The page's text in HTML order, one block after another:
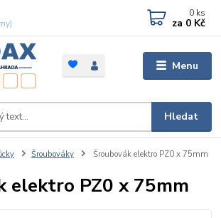
Menu
Hledat
0 ks
za 0 Kč
Šroubováky Šroubovák elektro PZ0 x 75mm
elektro PZ0 x 75mm